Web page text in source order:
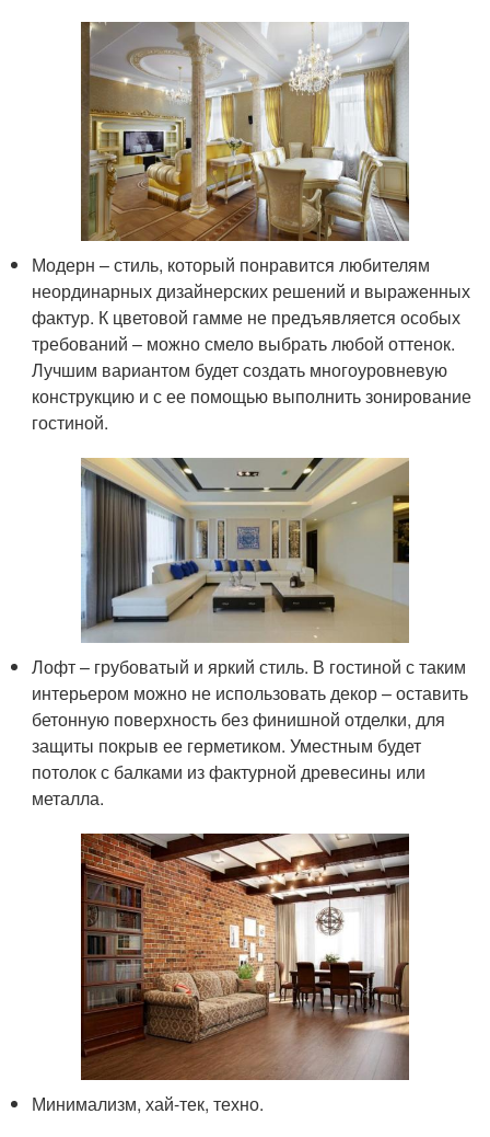
Модерн – стиль, который понравится любителям
неординарных дизайнерских решений и выраженных
фактур. К цветовой гамме не предъявляется особых
требований – можно смело выбрать любой оттенок.
Лучшим вариантом будет создать многоуровневую
конструкцию и с ее помощью выполнить зонирование
гостиной.
Лофт – грубоватый и яркий стиль. В гостиной с таким
интерьером можно не использовать декор – оставить
бетонную поверхность без финишной отделки, для
защиты покрыв ее герметиком. Уместным будет
потолок с балками из фактурной древесины или
металла.
Минимализм, хай-тек, техно.